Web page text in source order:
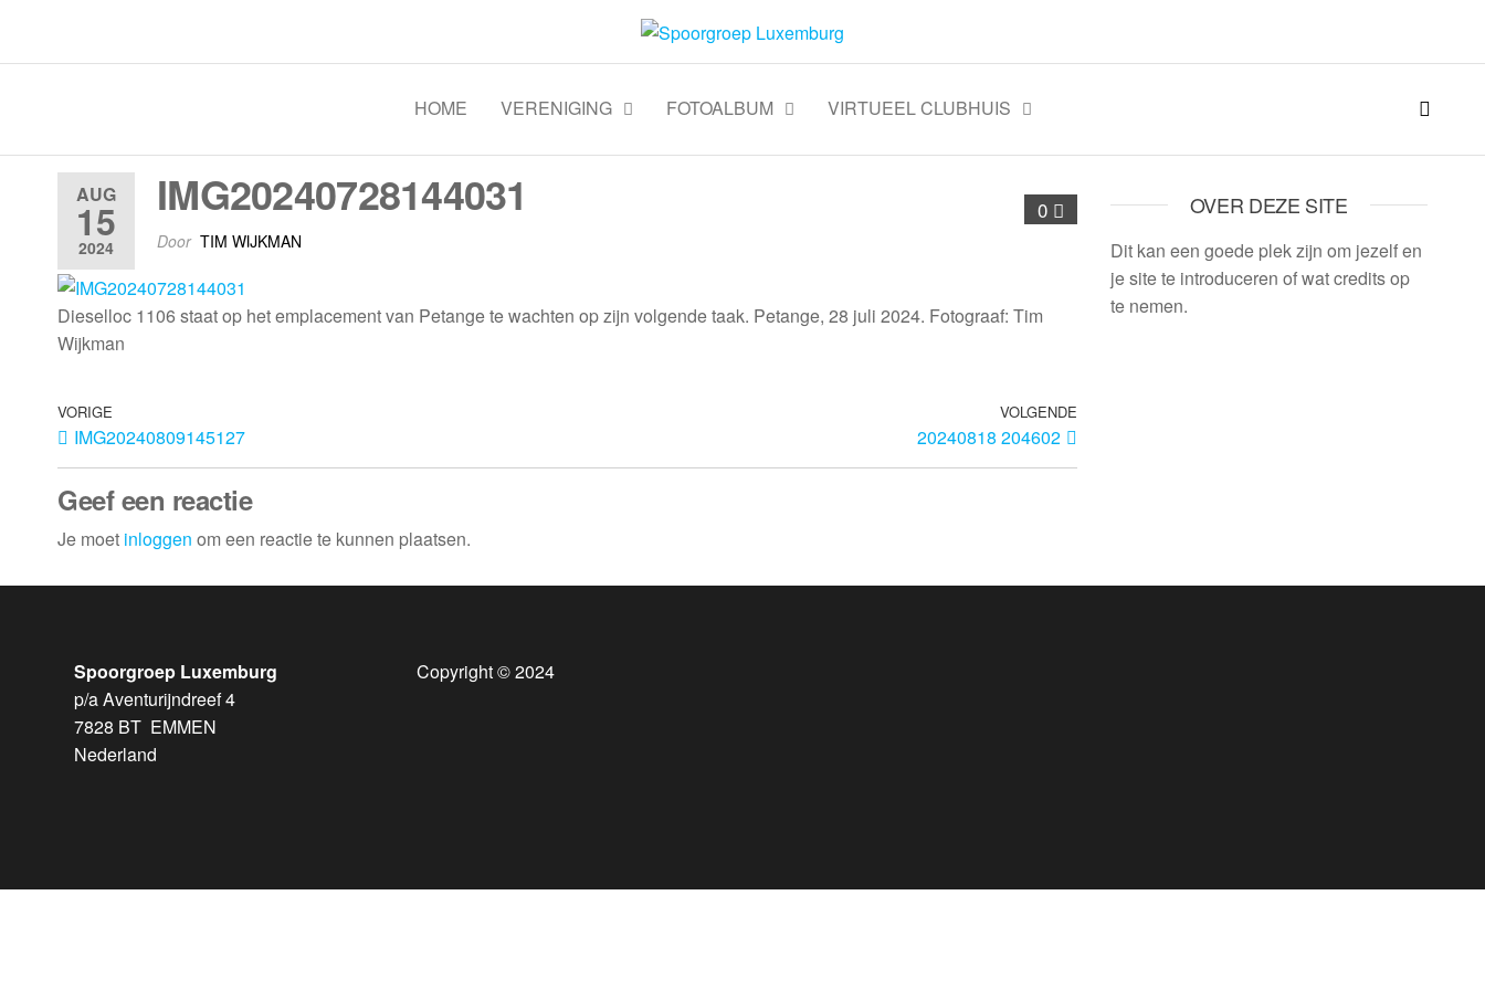
Spoorgroep Luxemburg
HOME VERENIGING FOTOALBUM VIRTUEEL CLUBHUIS
AUG
15
2024
0
IMG20240728144031
Door TIM WIJKMAN
Dieselloc 1106 staat op het emplacement van Petange te wachten op zijn volgende taak. Petange, 28 juli 2024. Fotograaf: Tim
Wijkman
VORIGE
IMG20240809145127
VOLGENDE
20240818 204602
Geef een reactie
Je moet inloggen om een reactie te kunnen plaatsen.
OVER DEZE SITE
Dit kan een goede plek zijn om jezelf en
je site te introduceren of wat credits op
te nemen.
Spoorgroep Luxemburg
p/a Aventurijndreef 4
7828 BT EMMEN
Nederland
Copyright © 2024